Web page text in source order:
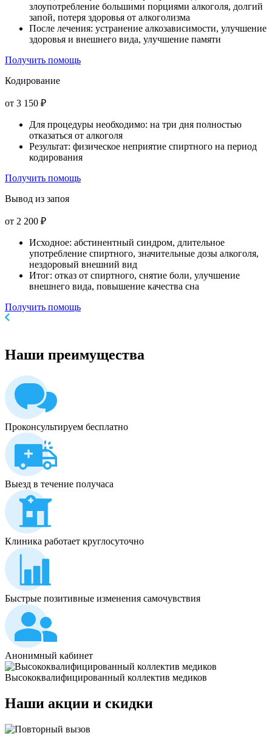
злоупотребление большими порциями алкоголя, долгий
запой, потеря здоровья от алкоголизма
После лечения: устранение алкозависимости, улучшение
здоровья и внешнего вида, улучшение памяти
Получить помощь
Кодирование
от 3 150 ₽
Для процедуры необходимо: на три дня полностью
отказаться от алкоголя
Результат: физическое неприятие спиртного на период
кодирования
Получить помощь
Вывод из запоя
от 2 200 ₽
Исходное: абстинентный синдром, длительное
употребление спиртного, значительные дозы алкоголя,
нездоровый внешний вид
Итог: отказ от спиртного, снятие боли, улучшение
внешнего вида, повышение качества сна
Получить помощь
Наши преимущества
Проконсультируем бесплатно
Выезд в течение получаса
Клиника работает круглосуточно
Быстрые позитивные изменения самочувствия
Анонимный кабинет
Высококвалифицированный коллектив медиков
Наши акции и скидки